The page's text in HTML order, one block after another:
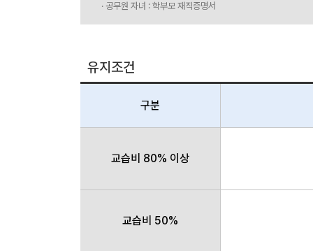
· 공무원 자녀 : 학부모 재직증명서
유지조건
구분
교습비 80% 이상
교습비 50%